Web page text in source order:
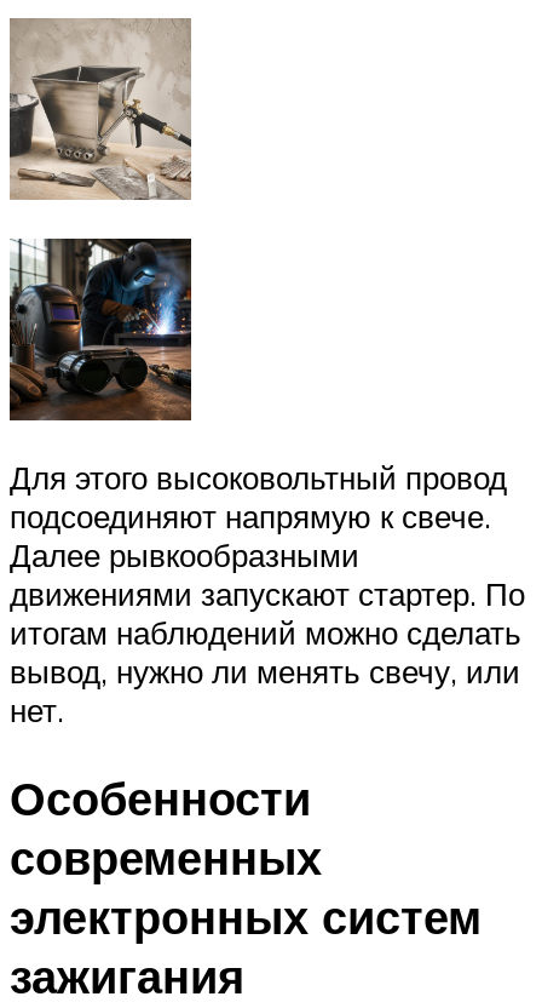
Для этого высоковольтный провод
подсоединяют напрямую к свече.
Далее рывкообразными
движениями запускают стартер. По
итогам наблюдений можно сделать
вывод, нужно ли менять свечу, или
нет.
Особенности
современных
электронных систем
зажигания